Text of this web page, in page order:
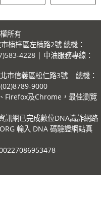
所有
楠梓區左楠路2號 總機：
4228 | 中油服務專線：
市信義區松仁路3號 總機：
9000
Firefox及Chrome，最佳瀏覽
訊網已完成數位DNA識詐網路
輸入 DNA 碼驗證網站真